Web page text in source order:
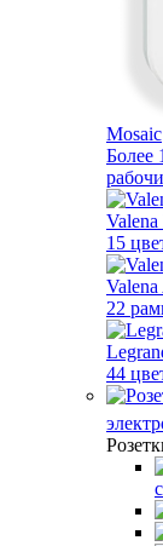
Mosaic
Более
15
22
44